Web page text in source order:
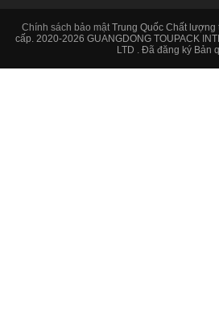
Chính sách bảo mậtTrung Quốc Chất lượng
cấp. 2020-2026 GUANGDONG TOUPACK
LTD . Đã đăng ký Bản